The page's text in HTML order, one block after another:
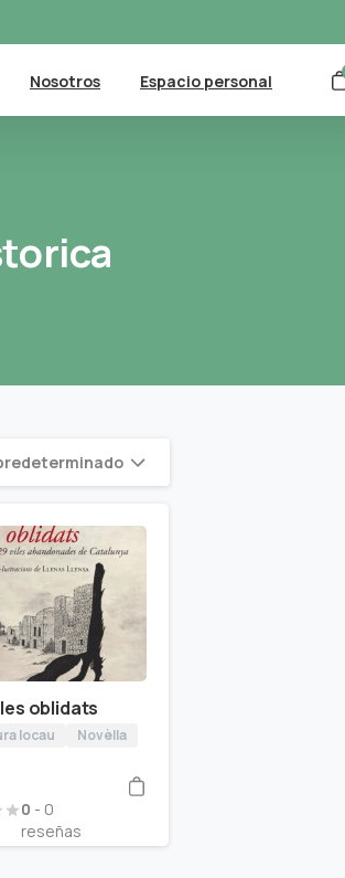
Nosotros Espacio personal
oblidats
locau Novèlla
0 - 0
reseñas